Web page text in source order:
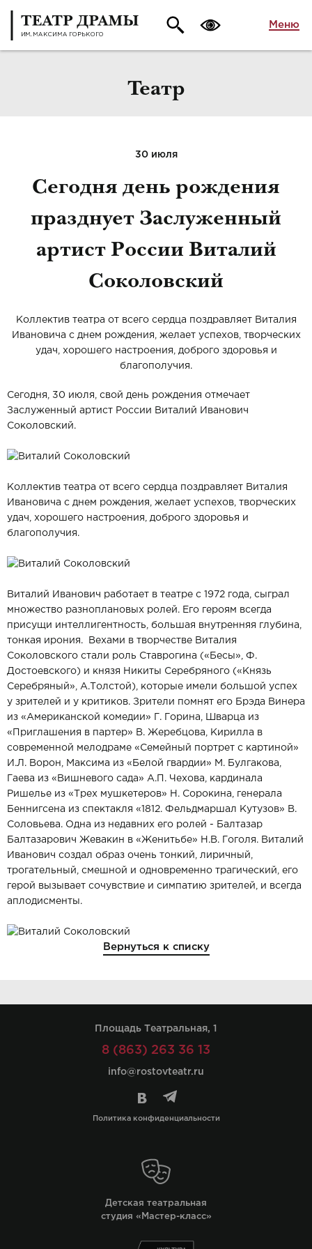
Меню
Театр
30 июля
Сегодня день рождения
празднует Заслуженный
артист России Виталий
Соколовский
Коллектив театра от всего сердца поздравляет Виталия
Ивановича с днем рождения, желает успехов, творческих
удач, хорошего настроения, доброго здоровья и
благополучия.
Сегодня, 30 июля, свой день рождения отмечает
Заслуженный артист России Виталий Иванович
Соколовский.
Коллектив театра от всего сердца поздравляет Виталия
Ивановича с днем рождения, желает успехов, творческих
удач, хорошего настроения, доброго здоровья и
благополучия.
Виталий Иванович работает в театре с 1972 года, сыграл
множество разноплановых ролей. Его героям всегда
присущи интеллигентность, большая внутренняя глубина,
тонкая ирония. Вехами в творчестве Виталия
Соколовского стали роль Ставрогина («Бесы», Ф.
Достоевского) и князя Никиты Серебряного («Князь
Серебряный», А.Толстой), которые имели большой успех
у зрителей и у критиков. Зрители помнят его Брэда Винера
из «Американской комедии» Г. Горина, Шварца из
«Приглашения в партер» В. Жеребцова, Кирилла в
современной мелодраме «Семейный портрет с картиной»
И.Л. Ворон, Максима из «Белой гвардии» М. Булгакова,
Гаева из «Вишневого сада» А.П. Чехова, кардинала
Ришелье из «Трех мушкетеров» Н. Сорокина, генерала
Беннигсена из спектакля «1812. Фельдмаршал Кутузов» В.
Соловьева. Одна из недавних его ролей - Балтазар
Балтазарович Жевакин в «Женитьбе» Н.В. Гоголя. Виталий
Иванович создал образ очень тонкий, лиричный,
трогательный, смешной и одновременно трагический, его
герой вызывает сочувствие и симпатию зрителей, и всегда
аплодисменты.
Вернуться к списку
Площадь Театральная, 1
8 (863) 263 36 13
info@rostovteatr.ru
Политика конфиденциальности
Детская театральная
студия «Мастер-класс»